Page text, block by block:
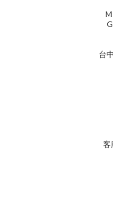
台
客